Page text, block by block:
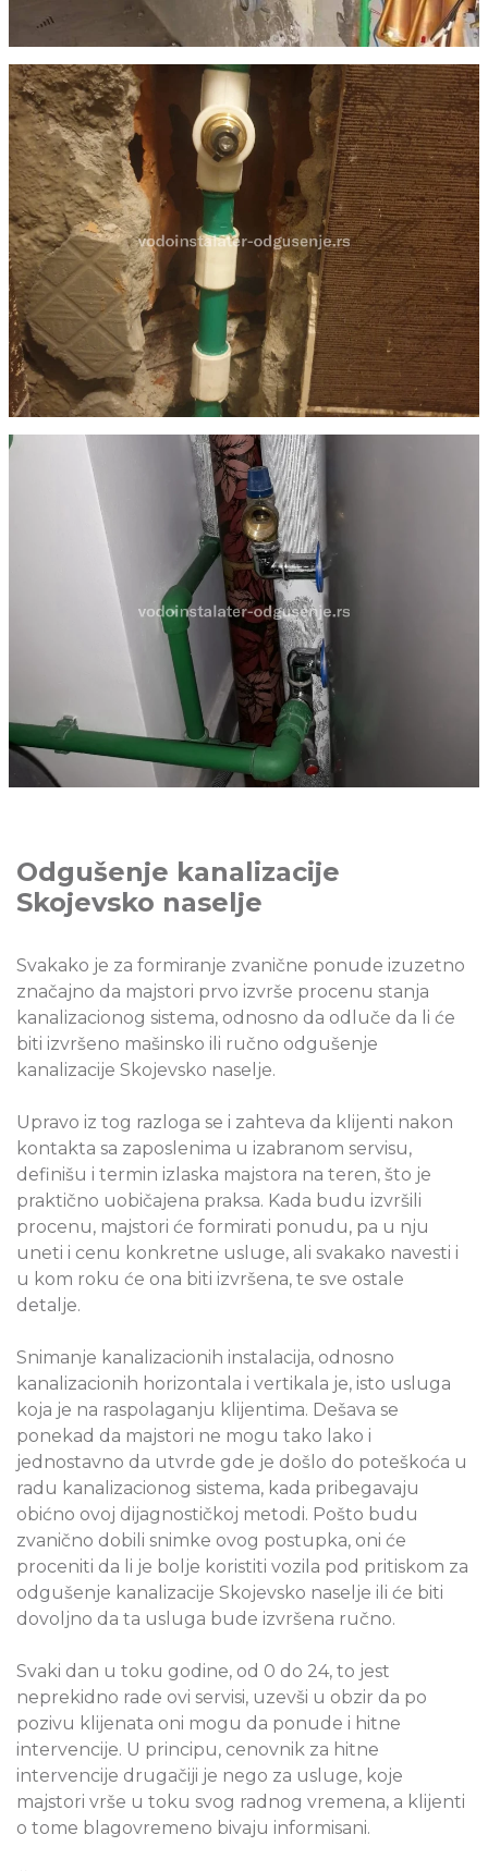
Odgušenje kanalizacije
Skojevsko naselje
Svakako je za formiranje zvanične ponude izuzetno
značajno da majstori prvo izvrše procenu stanja
kanalizacionog sistema, odnosno da odluče da li će
biti izvršeno mašinsko ili ručno odgušenje
kanalizacije Skojevsko naselje.
Upravo iz tog razloga se i zahteva da klijenti nakon
kontakta sa zaposlenima u izabranom servisu,
definišu i termin izlaska majstora na teren, što je
praktično uobičajena praksa. Kada budu izvršili
procenu, majstori će formirati ponudu, pa u nju
uneti i cenu konkretne usluge, ali svakako navesti i
u kom roku će ona biti izvršena, te sve ostale
detalje.
Snimanje kanalizacionih instalacija, odnosno
kanalizacionih horizontala i vertikala je, isto usluga
koja je na raspolaganju klijentima. Dešava se
ponekad da majstori ne mogu tako lako i
jednostavno da utvrde gde je došlo do poteškoća u
radu kanalizacionog sistema, kada pribegavaju
obićno ovoj dijagnostičkoj metodi. Pošto budu
zvanično dobili snimke ovog postupka, oni će
proceniti da li je bolje koristiti vozila pod pritiskom za
odgušenje kanalizacije Skojevsko naselje ili će biti
dovoljno da ta usluga bude izvršena ručno.
Svaki dan u toku godine, od 0 do 24, to jest
neprekidno rade ovi servisi, uzevši u obzir da po
pozivu klijenata oni mogu da ponude i hitne
intervencije. U principu, cenovnik za hitne
intervencije drugačiji je nego za usluge, koje
majstori vrše u toku svog radnog vremena, a klijenti
o tome blagovremeno bivaju informisani.